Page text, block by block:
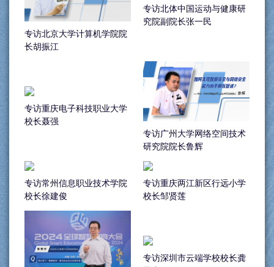
专访北京大学计算机学院院
长胡振江
专访北体中国运动与健康研
究院副院长张一民
专访重庆电子科技职业大学
校长聂强
专访广州大学网络空间技术
研究院院长鲁辉
专访常州信息职业技术学院
校长徐建俊
专访重庆两江新区行远小学
校长邹贤莲
专访深圳市云端学校校长龚